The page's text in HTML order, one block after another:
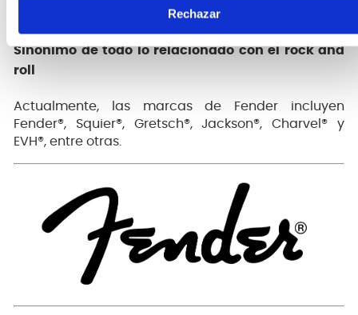
Rechazar
Sinónimo de todo lo relacionado con el rock and
roll
Actualmente, las marcas de Fender incluyen
Fender®, Squier®, Gretsch®, Jackson®, Charvel® y
EVH®, entre otras.